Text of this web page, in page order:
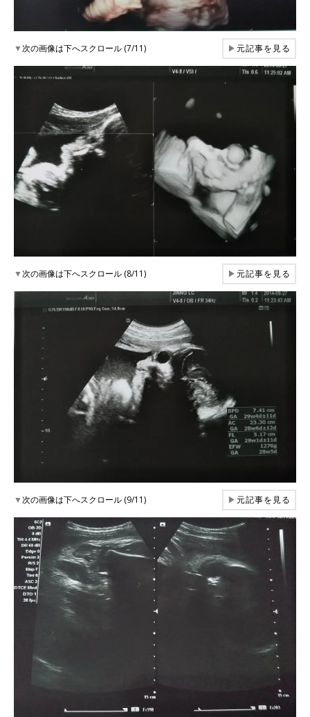
▼次の画像は下へスクロール (7/11) ▶元記事を見る
▼次の画像は下へスクロール (8/11) ▶元記事を見る
▼次の画像は下へスクロール (9/11) ▶元記事を見る